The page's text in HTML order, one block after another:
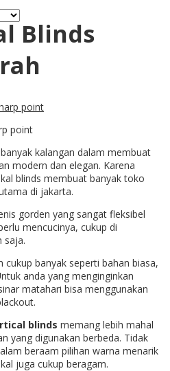
Blinds
point
kalangan dalam membuat
modern dan elegan. Karena
blinds membuat banyak toko
di jakarta.
gorden yang sangat fleksibel
mencucinya, cukup di
saja.
cukup banyak seperti bahan biasa,
anda yang menginginkan
matahari bisa menggunakan
blinds memang lebih mahal
yang digunakan berbeda. Tidak
beraam pilihan warna menarik
juga cukup beragam.